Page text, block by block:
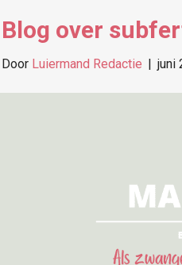
Blog over
Door Luiermand Redactie | juni